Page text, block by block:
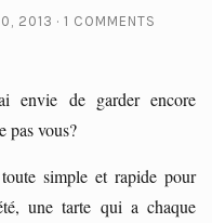
2013 1 COMMENTS
envie de garder encore
pas vous?
simple et rapide pour
une tarte qui a chaque